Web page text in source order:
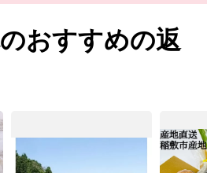
ている方はもちろん、稲敷市に
ださっている方、少しでも稲敷
ちの方も、「稲敷市ふるさと応
ます。
敷市より「感謝のキモチ」とし
物”や、”体験型チケット”など
お送りいたします。
おすすめの返